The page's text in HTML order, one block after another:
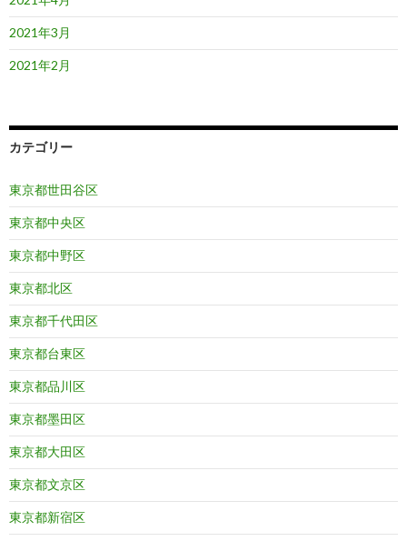
2021年3月
2021年2月
カテゴリー
東京都世田谷区
東京都中央区
東京都中野区
東京都北区
東京都千代田区
東京都台東区
東京都品川区
東京都墨田区
東京都大田区
東京都文京区
東京都新宿区